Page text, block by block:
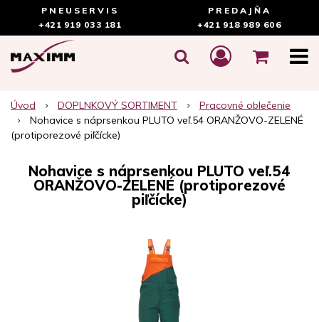
PNEUSERVIS
+421 919 033 181
PREDAJŇA
+421 918 989 606
Úvod DOPLNKOVÝ SORTIMENT
Pracovné oblečenie
Nohavice s náprsenkou PLUTO veľ.54 ORANŽOVO-ZELENÉ
(protiporezové piľčícke)
Nohavice s náprsenkou PLUTO veľ.54
ORANŽOVO-ZELENÉ (protiporezové
piľčícke)